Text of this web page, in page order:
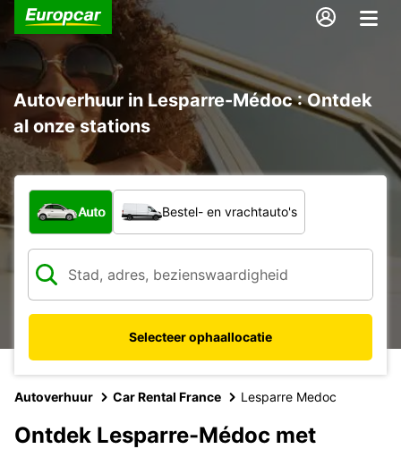
Autoverhuur in Lesparre-Médoc : Ontdek
al onze stations
Welk type voertuig?
Auto Bestel- en vrachtauto's
Selecteer ophaallocatie
Autoverhuur Car Rental France Lesparre Medoc
Ontdek Lesparre-Médoc met